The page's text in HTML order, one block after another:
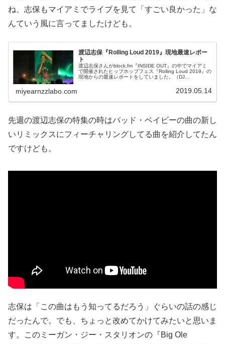
ね、志保もマイアミでライブを見て「すごい良かった」な
んていう風に言ってましたけども。
渡辺志保『Rolling Loud 2019』現地最速レポー
ト
渡辺志保さんがblock.fm『INSIDE OUT』の中でマイアミ
で開催されたヒップホップフェス『Rolling Loud 2019』の
現地からの最速レポートをしていました。（DJ
miyearnzzlabo.com 2019.05.14
先週の渡辺志保の特集の時はバッド・ベイビーの曲の新し
いリミックスにフィーチャリングしてる曲を紹介してたん
ですけども。
志保は「この曲はもう知ってるだろう」ぐらいの話の感じ
だったんで。でも、ちょっと改めてかけてみたいと思いま
す。このミーガン・ジー・スタリオンの『Big Ole